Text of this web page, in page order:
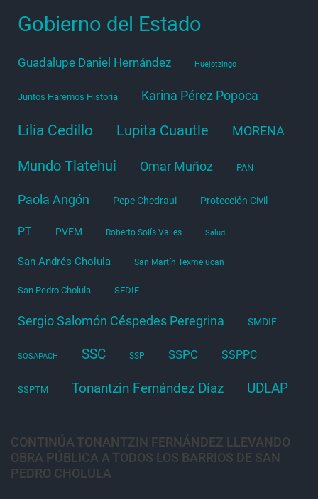
Gobierno del Estado
Guadalupe Daniel Hernández Huejotzingo
Juntos Haremos Historia Karina Pérez Popoca
Lilia Cedillo Lupita Cuautle MORENA
Mundo Tlatehui Omar Muñoz PAN
Paola Angón Pepe Chedraui Protección Civil
PT PVEM Roberto Solís Valles Salud
San Andrés Cholula San Martín Texmelucan
San Pedro Cholula SEDIF
Sergio Salomón Céspedes Peregrina SMDIF
SOSAPACH SSC SSP SSPC SSPPC
SSPTM Tonantzin Fernández Díaz UDLAP
CONTINÚA TONANTZIN FERNÁNDEZ LLEVANDO
OBRA PÚBLICA A TODOS LOS BARRIOS DE SAN
PEDRO CHOLULA